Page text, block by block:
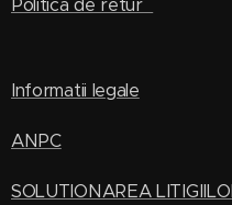
Politica de retur
Informatii legale
ANPC
SOLUTIONAREA